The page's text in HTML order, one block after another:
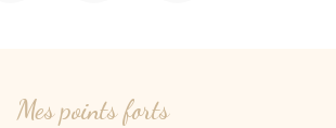
Mes points forts